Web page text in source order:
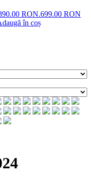
RON.699.00 RON
în coș